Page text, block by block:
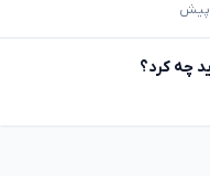
چه کرد؟